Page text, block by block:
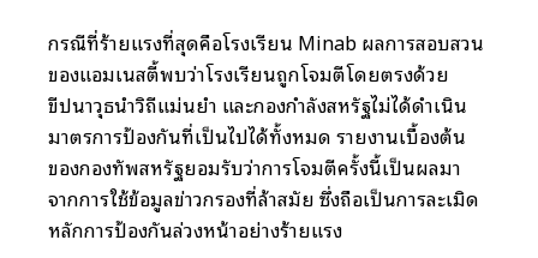
กรณีที่ร้ายแรงที่สุดคือโรงเรียน Minab ผลการสอบสวน
ของแอมเนสตี้พบว่าโรงเรียนถูกโจมตีโดยตรงด้วย
ขีปนาวุธนำวิถีแม่นยำ และกองกำลังสหรัฐไม่ได้ดำเนิน
มาตรการป้องกันที่เป็นไปได้ทั้งหมด รายงานเบื้องต้น
ของกองทัพสหรัฐยอมรับว่าการโจมตีครั้งนี้เป็นผลมา
จากการใช้ข้อมูลข่าวกรองที่ล้าสมัย ซึ่งถือเป็นการละเมิด
หลักการป้องกันล่วงหน้าอย่างร้ายแรง